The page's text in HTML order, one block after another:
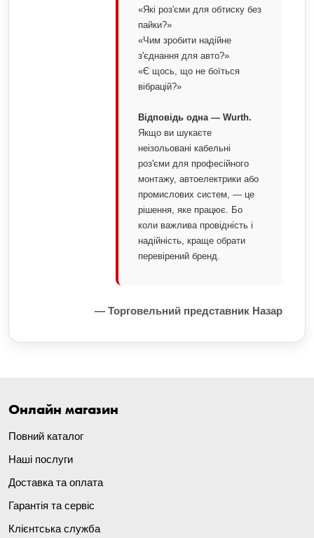
«Які роз'єми для обтиску без
пайки?»
«Чим зробити надійне
з'єднання для авто?»
«Є щось, що не боїться
вібрацій?»
Відповідь одна — Wurth.
Якщо ви шукаєте
неізольовані кабельні
роз'єми для професійного
монтажу, автоелектрики або
промислових систем, — це
рішення, яке працює. Бо
коли важлива провідність і
надійність, краще обрати
перевірений бренд.
— Торговельний представник Назар
Онлайн магазин
Повний каталог
Наші послуги
Доставка та оплата
Гарантія та сервіс
Клієнтська служба